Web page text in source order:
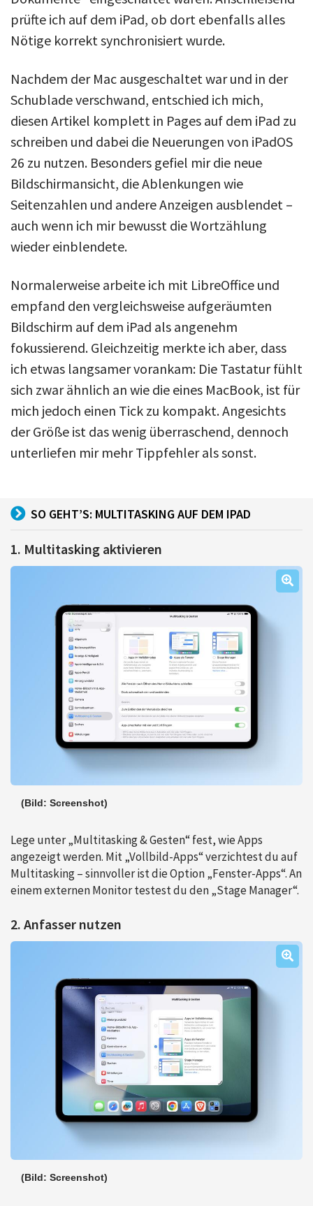
prüfte ich auf dem iPad, ob dort ebenfalls alles
Nötige korrekt synchronisiert wurde.
Nachdem der Mac ausgeschaltet war und in der
Schublade verschwand, entschied ich mich,
diesen Artikel komplett in Pages auf dem iPad zu
schreiben und dabei die Neuerungen von iPadOS
26 zu nutzen. Besonders gefiel mir die neue
Bildschirmansicht, die Ablenkungen wie
Seitenzahlen und andere Anzeigen ausblendet –
auch wenn ich mir bewusst die Wortzählung
wieder einblendete.
Normalerweise arbeite ich mit LibreOffice und
empfand den vergleichsweise aufgeräumten
Bildschirm auf dem iPad als angenehm
fokussierend. Gleichzeitig merkte ich aber, dass
ich etwas langsamer vorankam: Die Tastatur fühlt
sich zwar ähnlich an wie die eines MacBook, ist für
mich jedoch einen Tick zu kompakt. Angesichts
der Größe ist das wenig überraschend, dennoch
unterliefen mir mehr Tippfehler als sonst.
SO GEHT’S: MULTITASKING AUF DEM IPAD
1. Multitasking aktivieren
(Bild: Screenshot)
Lege unter „Multitasking & Gesten“ fest, wie Apps
angezeigt werden. Mit „Vollbild-Apps“ verzichtest du auf
Multitasking – sinnvoller ist die Option „Fenster-Apps“. An
einem externen Monitor testest du den „Stage Manager“.
2. Anfasser nutzen
(Bild: Screenshot)